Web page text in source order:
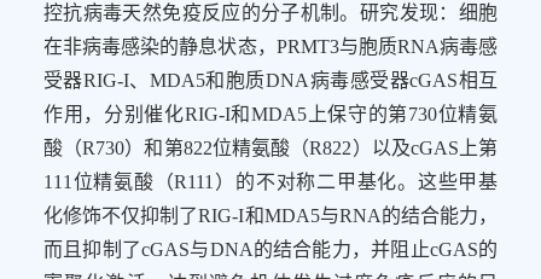
控抗病毒天然免疫反应的分子机制。研究发现：细胞
在非病毒感染的静息状态， PRMT3与胞质RNA病毒感
受器RIG-I、 MDA5和胞质DNA病毒感受器cGAS相互
作用，分别催化RIG-I和MDA5 上保守的第730位精氨
酸（R730）和第822位精氨酸（R822）以及cGAS 上第
111 位精氨酸（R111 ）的不对称二甲基化。这些甲基
化修饰不仅抑制了RIG-I和MDA5与RNA的结合能力，
而且抑制了cGAS与DNA的结合能力，并阻止cGAS的